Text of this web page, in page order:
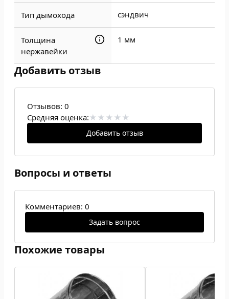
Тип дымохода сэндвич
Толщина
нержавейки
1 мм
Добавить отзыв
Отзывов: 0
Средняя оценка:
Добавить отзыв
Вопросы и ответы
Комментариев: 0
Задать вопрос
Похожие товары